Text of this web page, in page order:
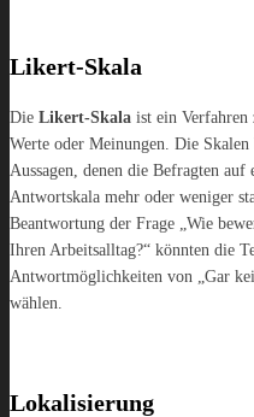
Likert-Skala
Die Likert-Skala ist ein Verfahren
Werte oder Meinungen. Die Skalen
Aussagen, denen die Befragten
Antwortskala mehr oder weniger
Beantwortung der Frage „Wie
Ihren Arbeitsalltag?“ könnten die
Antwortmöglichkeiten von „Gar
wählen.
Lokalisierung